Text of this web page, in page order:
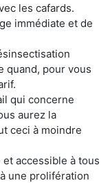
les cafards.
immédiate et de
quand, pour vous
qui concerne
aurez la
ceci à moindre
accessible à tous
une prolifération